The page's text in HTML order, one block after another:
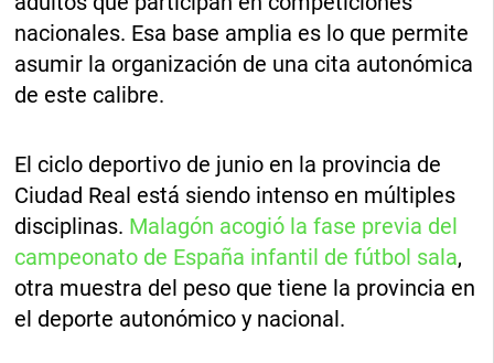
nacionales. Esa base amplia es lo que permite
asumir la organización de una cita autonómica
de este calibre.
El ciclo deportivo de junio en la provincia de
Ciudad Real está siendo intenso en múltiples
disciplinas. Malagón acogió la fase previa del
campeonato de España infantil de fútbol sala,
otra muestra del peso que tiene la provincia en
el deporte autonómico y nacional.